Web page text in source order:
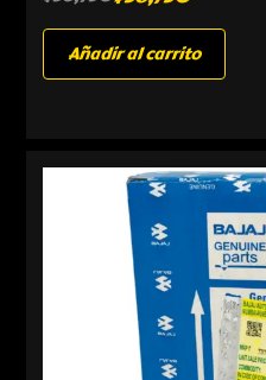
Añadir al carrito